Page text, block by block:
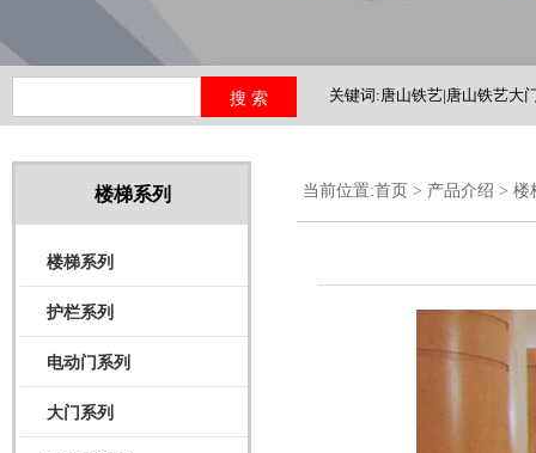
关键词:唐山铁艺|唐山铁艺大
当前位置:首页 > 产品介绍 > 楼
楼梯系列
楼梯系列
护栏系列
电动门系列
大门系列